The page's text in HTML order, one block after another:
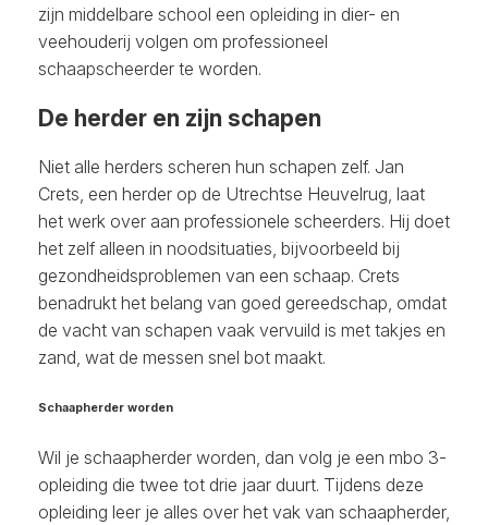
zijn middelbare school een opleiding in dier- en
veehouderij volgen om professioneel
schaapscheerder te worden.
De herder en zijn schapen
Niet alle herders scheren hun schapen zelf. Jan
Crets, een herder op de Utrechtse Heuvelrug, laat
het werk over aan professionele scheerders. Hij doet
het zelf alleen in noodsituaties, bijvoorbeeld bij
gezondheidsproblemen van een schaap. Crets
benadrukt het belang van goed gereedschap, omdat
de vacht van schapen vaak vervuild is met takjes en
zand, wat de messen snel bot maakt.
Schaapherder worden
Wil je schaapherder worden, dan volg je een mbo 3-
opleiding die twee tot drie jaar duurt. Tijdens deze
opleiding leer je alles over het vak van schaapherder,